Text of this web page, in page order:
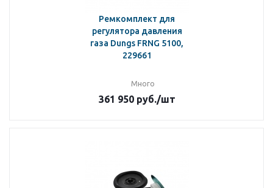
Ремкомплект для
регулятора давления
газа Dungs FRNG 5100,
229661
Много
361 950руб./шт